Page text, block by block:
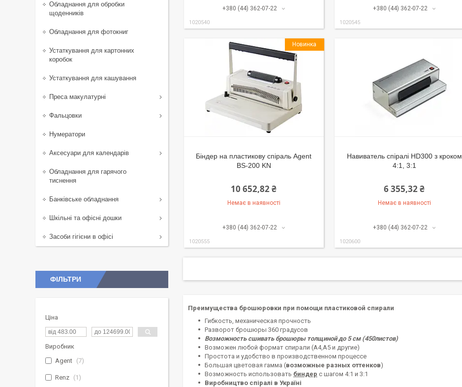
+380 (44) 362-07-22
1020540
+380 (44) 362-07-22
1020545
Новинка
Біндер на пластикову спіраль Agent
BS-200 KN
10 652,82 ₴
Немає в наявності
+380 (44) 362-07-22
1020555
Навиватель спіралі HD300 з кроком
4:1, 3:1
6 355,32 ₴
Немає в наявності
+380 (44) 362-07-22
1020600
Преимущества брошюровки при помощи пластиковой спирали
Гибкость, механическая прочность
Разворот брошюры 360 градусов
Возможность сшивать брошюры толщиной до 5 см (450листов)
Возможен любой формат спирали (А4,А5 и другие)
Простота и удобство в производственном процессе
Большая цветовая гамма (возможные разных оттенков)
Возможность использовать биндер с шагом 4:1 и 3:1
Виробництво спіралі в Україні
Обладнання для обробки
щоденників
Обладнання для фотокниг
Устаткування для картонних
коробок
Устаткування для кашування
Преса макулатурні
Фальцовки
Нумератори
Аксесуари для календарів
Обладнання для гарячого
тиснення
Банківське обладнання
Шкільні та офісні дошки
Засоби гігієни в офісі
ФІЛЬТРИ
Ціна
Виробник
Agent
7
Renz 1